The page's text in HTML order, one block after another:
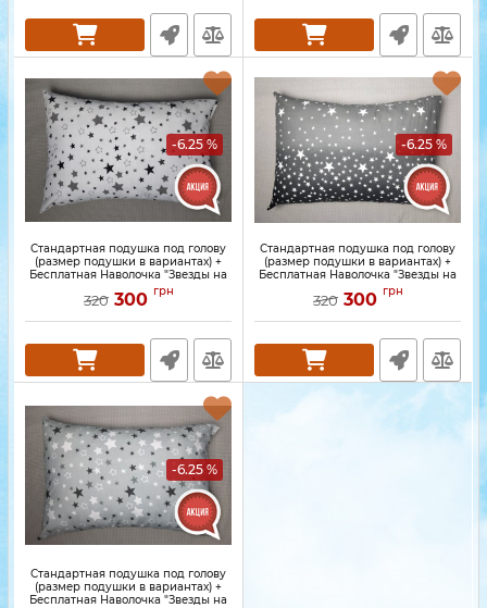
-6.25 %
Стандартная подушка под голову
(размер подушки в вариантах) +
Бесплатная Наволочка "Звезды на
320 300 грн
-6.25 %
Стандартная подушка под голову
(размер подушки в вариантах) +
Бесплатная Наволочка "Звезды на
сером градиенте"
320 300 грн
-6.25 %
Стандартная подушка под голову
(размер подушки в вариантах) +
Бесплатная Наволочка "Звезды на